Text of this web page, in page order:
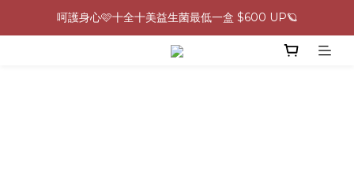
0805-0808指定商品滿$2000結帳88折💖
呵護身心🩷十全十美益生菌最低一盒 $600 UP🪐
生理期救星！暖宮調理組限時優惠✨